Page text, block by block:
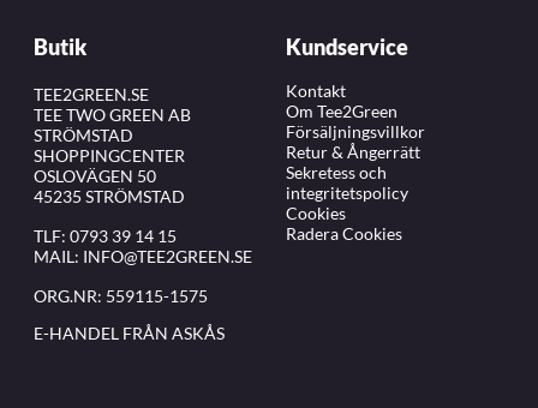
Butik
TEE2GREEN.SE
TEE TWO GREEN AB
STRÖMSTAD
SHOPPINGCENTER
OSLOVÄGEN 50
45235 STRÖMSTAD
TLF: 0793 39 14 15
MAIL: INFO@TEE2GREEN.SE
ORG.NR: 559115-1575
E-HANDEL FRÅN ASKÅS
Kundservice
Kontakt
Om Tee2Green
Försäljningsvillkor
Retur & Ångerrätt
Sekretess och
integritetspolicy
Cookies
Radera Cookies